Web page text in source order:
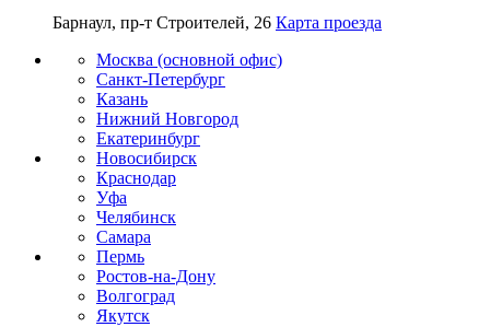
Барнаул, пр-т Строителей, 26 Карта проезда
Москва (основной офис)
Санкт-Петербург
Казань
Нижний Новгород
Екатеринбург
Новосибирск
Краснодар
Уфа
Челябинск
Самара
Пермь
Ростов-на-Дону
Волгоград
Якутск